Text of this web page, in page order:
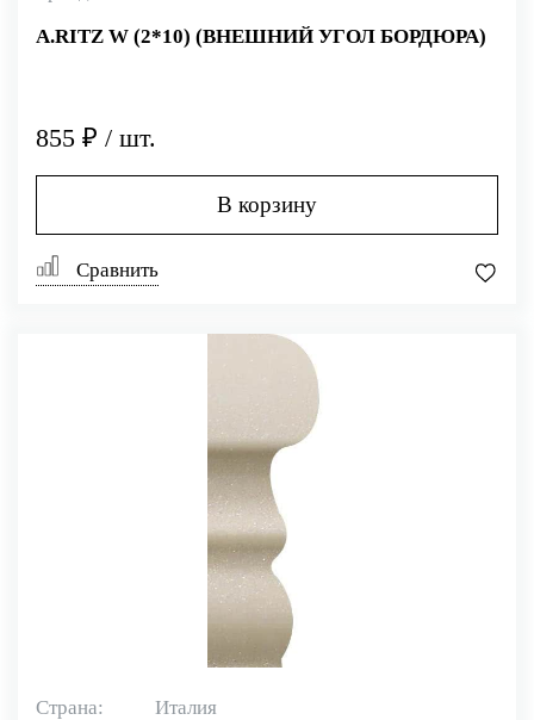
A.RITZ W (2*10) (ВНЕШНИЙ УГОЛ БОРДЮРА)
855 ₽ / шт.
В корзину
Сравнить
Страна:
Италия